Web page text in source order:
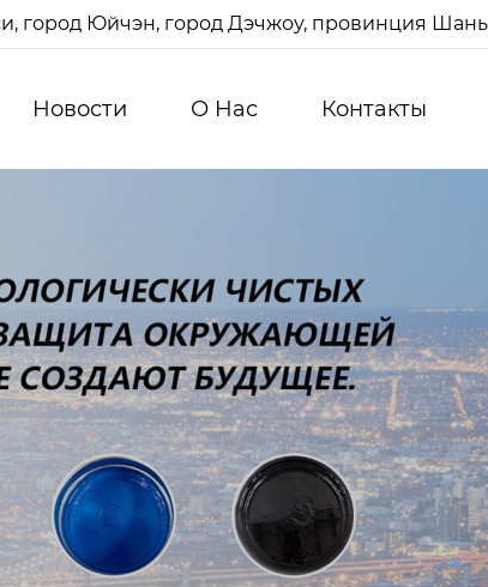
город Юйчэн, город Дэчжоу, провинция
Новости О Hас Контакты